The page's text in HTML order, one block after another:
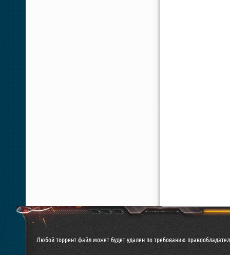
Любой торрент файл может будет удален по требованию